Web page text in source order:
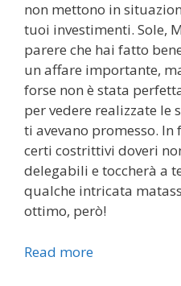
non mettono in
tuoi investimenti. Sole,
parere che hai fatto
un affare importante,
forse non è stata
per vedere realizzate le
ti avevano promesso.
certi costrittivi doveri
delegabili e toccherà a
qualche intricata
ottimo, però!
Read more